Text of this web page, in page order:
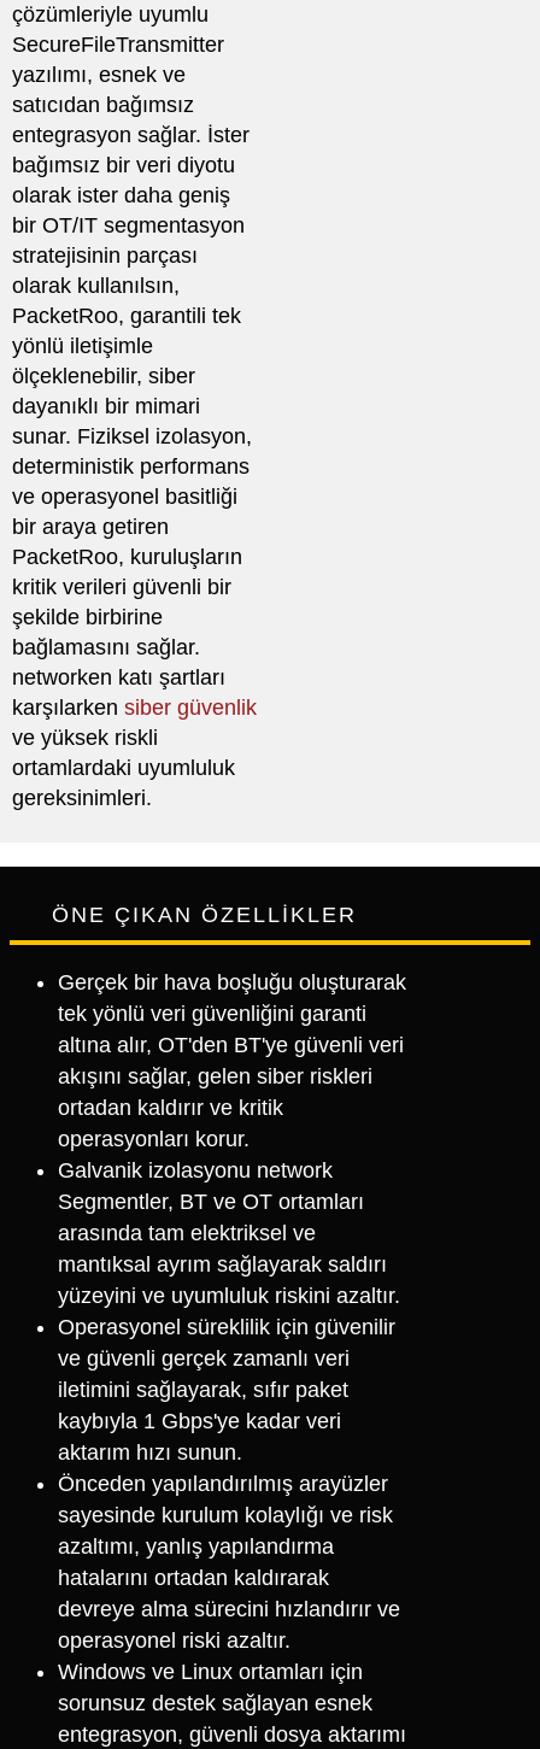
çözümleriyle uyumlu
SecureFileTransmitter
yazılımı, esnek ve
satıcıdan bağımsız
entegrasyon sağlar. İster
bağımsız bir veri diyotu
olarak ister daha geniş
bir OT/IT segmentasyon
stratejisinin parçası
olarak kullanılsın,
PacketRoo, garantili tek
yönlü iletişimle
ölçeklenebilir, siber
dayanıklı bir mimari
sunar. Fiziksel izolasyon,
deterministik performans
ve operasyonel basitliği
bir araya getiren
PacketRoo, kuruluşların
kritik verileri güvenli bir
şekilde birbirine
bağlamasını sağlar.
networken katı şartları
karşılarken siber güvenlik
ve yüksek riskli
ortamlardaki uyumluluk
gereksinimleri.
ÖNE ÇIKAN ÖZELLİKLER
Gerçek bir hava boşluğu oluşturarak
tek yönlü veri güvenliğini garanti
altına alır, OT'den BT'ye güvenli veri
akışını sağlar, gelen siber riskleri
ortadan kaldırır ve kritik
operasyonları korur.
Galvanik izolasyonu network
Segmentler, BT ve OT ortamları
arasında tam elektriksel ve
mantıksal ayrım sağlayarak saldırı
yüzeyini ve uyumluluk riskini azaltır.
Operasyonel süreklilik için güvenilir
ve güvenli gerçek zamanlı veri
iletimini sağlayarak, sıfır paket
kaybıyla 1 Gbps'ye kadar veri
aktarım hızı sunun.
Önceden yapılandırılmış arayüzler
sayesinde kurulum kolaylığı ve risk
azaltımı, yanlış yapılandırma
hatalarını ortadan kaldırarak
devreye alma sürecini hızlandırır ve
operasyonel riski azaltır.
Windows ve Linux ortamları için
sorunsuz destek sağlayan esnek
entegrasyon, güvenli dosya aktarımı